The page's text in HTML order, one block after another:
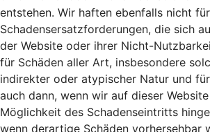
entstehen. Wir haften ebenfalls nicht für
Schadensersatzforderungen, die sich
der Website oder ihrer Nicht-
für Schäden aller Art, insbesondere
indirekter oder atypischer Natur und
auch dann, wenn wir auf dieser
Möglichkeit des Schadenseintritts
wenn derartige Schäden vorhersehbar